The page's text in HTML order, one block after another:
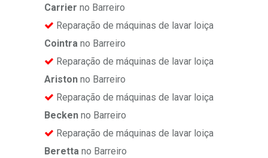
Carrier no Barreiro
Reparação de máquinas de lavar loiça
Cointra no Barreiro
Reparação de máquinas de lavar loiça
Ariston no Barreiro
Reparação de máquinas de lavar loiça
Becken no Barreiro
Reparação de máquinas de lavar loiça
Beretta no Barreiro